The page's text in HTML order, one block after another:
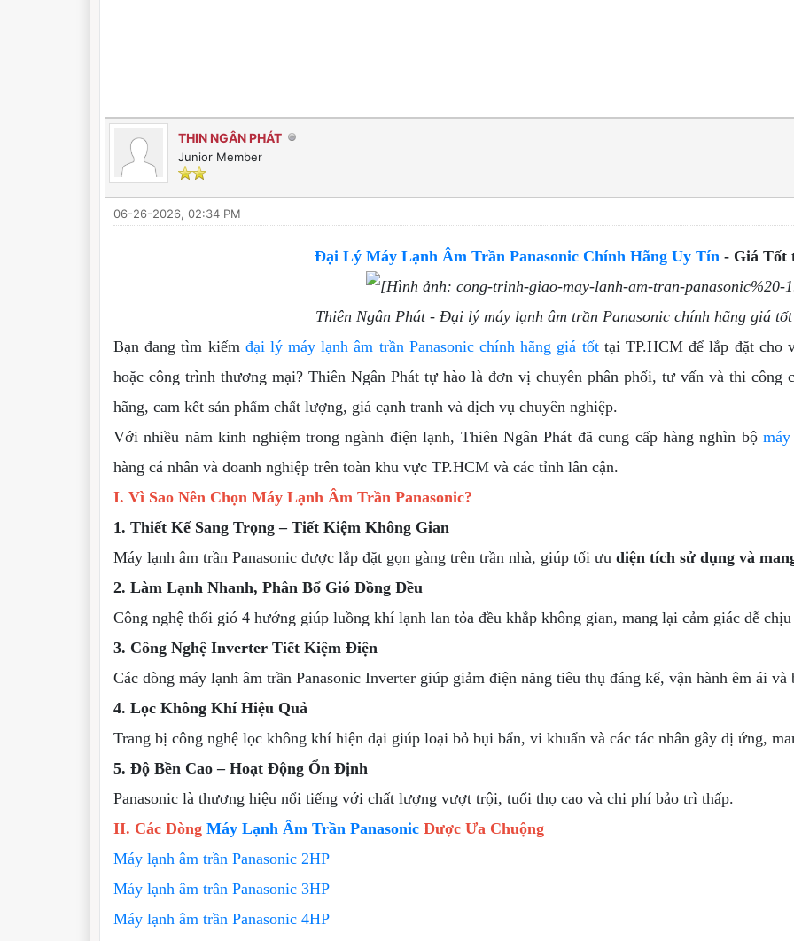
THIN NGÂN PHÁT
Junior Member
06-26-2026, 02:34 PM
Đại Lý Máy Lạnh Âm Trần Panasonic Chính Hãng Uy Tín - Giá Tốt
Thiên Ngân Phát - Đại lý máy lạnh âm trần Panasonic chính hãng giá
Bạn đang tìm kiếm đại lý máy lạnh âm trần Panasonic chính hãng giá tốttại TP.HCM để lắp đặt cho
hoặc công trình thương mại? Thiên Ngân Phát tự hào là đơn vị chuyên phân phối, tư vấn và thi công
hãng, cam kết sản phẩm chất lượng, giá cạnh tranh và dịch vụ chuyên nghiệp.
Với nhiều năm kinh nghiệm trong ngành điện lạnh, Thiên Ngân Phát đã cung cấp hàng nghìn bộmáy
hàng cá nhân và doanh nghiệp trên toàn khu vực TP.HCM và các tỉnh lân cận.
I. Vì Sao Nên Chọn Máy Lạnh Âm Trần Panasonic?
1. Thiết Kế Sang Trọng – Tiết Kiệm Không Gian
Máy lạnh âm trần Panasonic được lắp đặt gọn gàng trên trần nhà, giúp tối ưu diện tích sử dụng và
2. Làm Lạnh Nhanh, Phân Bổ Gió Đồng Đều
Công nghệ thổi gió 4 hướng giúp luồng khí lạnh lan tỏa đều khắp không gian, mang lại cảm giác dễ
3. Công Nghệ Inverter Tiết Kiệm Điện
Các dòng máy lạnh âm trần Panasonic Inverter giúp giảm điện năng tiêu thụ đáng kể, vận hành êm ái và
4. Lọc Không Khí Hiệu Quả
Trang bị công nghệ lọc không khí hiện đại giúp loại bỏ bụi bẩn, vi khuẩn và các tác nhân gây dị ứng,
5. Độ Bền Cao – Hoạt Động Ổn Định
Panasonic là thương hiệu nổi tiếng với chất lượng vượt trội, tuổi thọ cao và chi phí bảo trì thấp.
II. Các Dòng Máy Lạnh Âm Trần Panasonic Được Ưa Chuộng
Máy lạnh âm trần Panasonic 2HP
Máy lạnh âm trần Panasonic 3HP
Máy lạnh âm trần Panasonic 4HP